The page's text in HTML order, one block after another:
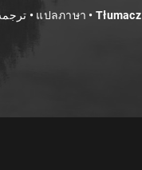
Translate • Käännä • ترجمة • Tarjumo • ትርጉም • ترجمه • وەرگێڕان • แปลภาษา • Tłumacz